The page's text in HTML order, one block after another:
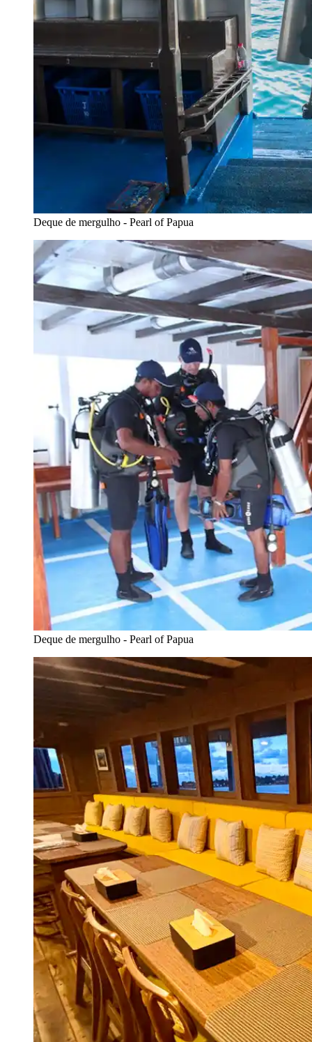
Deque de mergulho - Pearl of Papua
Deque de mergulho - Pearl of Papua